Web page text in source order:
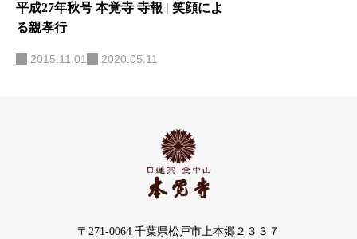
平成27年秋号 本覚寺 寺報 | 笑顔によ
る親孝行
2015.11.01 2020.05.11
〒271-0064 千葉県松戸市上本郷２３３７